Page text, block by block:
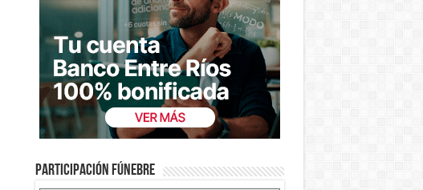
Participación fúnebre